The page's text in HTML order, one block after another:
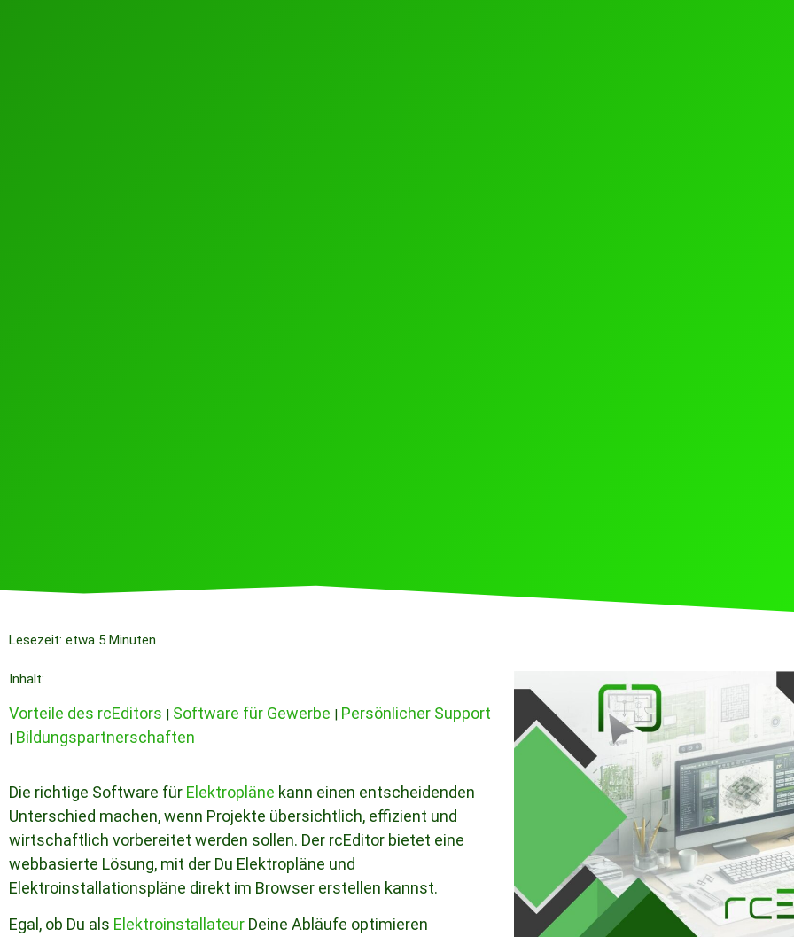
Lesezeit: etwa 5 Minuten
Inhalt:
Vorteile des rcEditors Software für Gewerbe Persönlicher Support
Bildungspartnerschaften
Die richtige Software für Elektropläne kann einen entscheidenden
Unterschied machen, wenn Projekte übersichtlich, effizient und
wirtschaftlich vorbereitet werden sollen. Der rcEditor bietet eine
webbasierte Lösung, mit der Du Elektropläne und
Elektroinstallationspläne direkt im Browser erstellen kannst.
Egal, ob Du als Elektroinstallateur Deine Abläufe optimieren